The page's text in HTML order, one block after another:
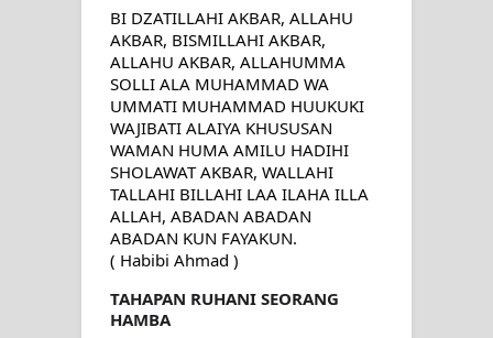
RAWATAN TAREKAT: APABILA
ALLAH MENYEMBUHKAN HATI, JIWA
TASAWUF: BUKAN AJARAN PELIK,
TETAPI JALAN MEMBERSIHKAN
"Kotoran Yang Paling Bahaya Bukan
BI DZATILLAHI AKBAR, ALLAHU
AKBAR, BISMILLAHI AKBAR,
ALLAHU AKBAR, ALLAHUMMA
SOLLI ALA MUHAMMAD WA
UMMATI MUHAMMAD HUUKUKI
WAJIBATI ALAIYA KHUSUSAN
WAMAN HUMA AMILU HADIHI
SHOLAWAT AKBAR, WALLAHI
TALLAHI BILLAHI LAA ILAHA ILLA
ALLAH, ABADAN ABADAN
ABADAN KUN FAYAKUN.
( Habibi Ahmad )
TAHAPAN RUHANI SEORANG
HAMBA